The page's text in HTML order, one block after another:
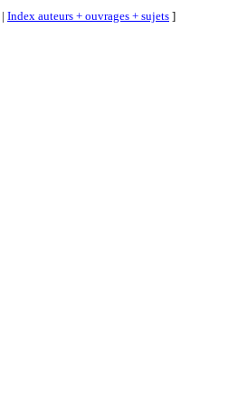
| Index auteurs + ouvrages + sujets ]